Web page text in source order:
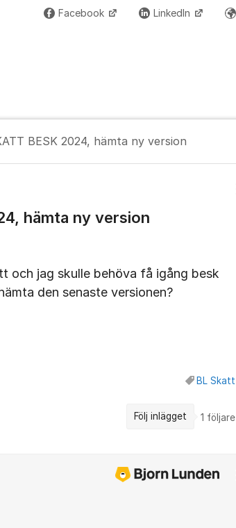
Facebook LinkedIn
BESK 2024, hämta ny version
hämta ny version
och jag skulle behöva få igång besk
den senaste versionen?
BL Skatt
Följ inlägget 1 följare